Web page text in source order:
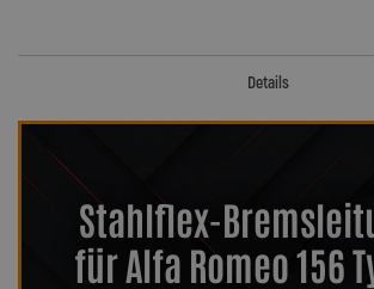
Details
Stahlflex-
für Alfa Romeo 156